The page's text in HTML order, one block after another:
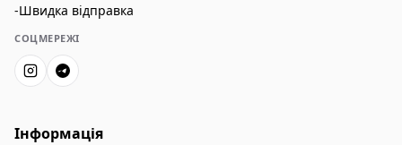
-Швидка відправка
СОЦМЕРЕЖІ
Інформація